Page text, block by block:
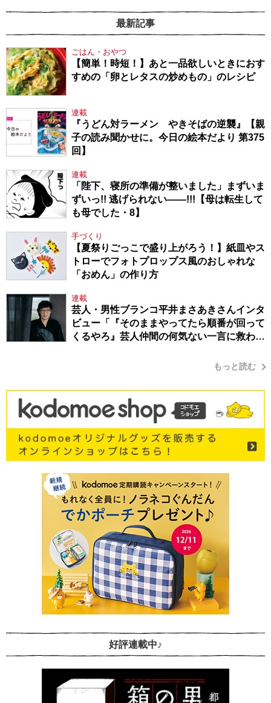
最新記事
ごはん・おやつ
【簡単！時短！】あと一品欲しいときにおす
すめの「卵とレタスの炒めもの」のレシピ
連載
『うどん対ラーメン やきそばの逆襲』【親
子の読み聞かせに。今日の絵本だより 第375
回】
連載
「陛下、寝所の準備が整いました」まずいま
ずいっ!! 逃げられない――!!!【母は転生して
も母でした・8】
手づくり
【夏祭りごっこで盛り上がろう！】紙皿やス
トローでフォトプロップス風のおしゃれな
「おめん」の作り方
連載
芸人・男性ブランコ平井まさあきさんインタ
ビュー「『そのままやってたら順番が回って
くるやろ』芸人仲間の何気ない一言に救われ
もっと読む
好評連載中♪